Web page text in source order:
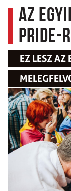
Az
Pride-
EZ LESZ AZ